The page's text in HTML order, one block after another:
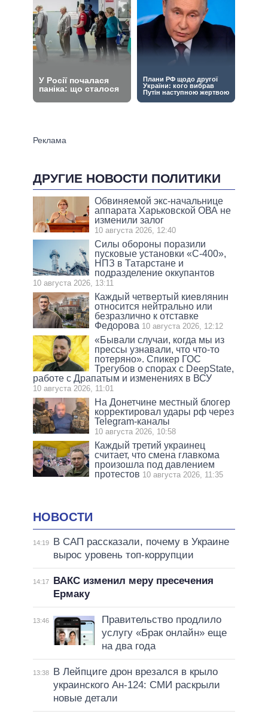
ДРУГИЕ НОВОСТИ ПОЛИТИКИ
Обвиняемой экс-начальнице
аппарата Харьковской ОВА не
изменили залог
10 августа 2026, 12:40
Силы обороны поразили
пусковые установки «С-400»,
НПЗ в Татарстане и
подразделение оккупантов
10 августа 2026, 13:11
Каждый четвертый киевлянин
относится нейтрально или
безразлично к отставке
Федорова 10 августа 2026, 12:12
«Бывали случаи, когда мы из
прессы узнавали, что что-то
потеряно». Спикер ГОС
Трегубов о спорах с DeepState,
работе с Драпатым и изменениях в ВСУ
10 августа 2026, 11:01
На Донетчине местный блогер
корректировал удары рф через
Telegram-каналы
10 августа 2026, 10:58
Каждый третий украинец
считает, что смена главкома
произошла под давлением
протестов 10 августа 2026, 11:35
НОВОСТИ
14:19
В САП рассказали, почему в Украине
вырос уровень топ-коррупции
14:17
ВАКС изменил меру пресечения
Ермаку
13:46
Правительство продлило
услугу «Брак онлайн» еще
на два года
13:38
В Лейпциге дрон врезался в крыло
украинского Ан-124: СМИ раскрыли
новые детали